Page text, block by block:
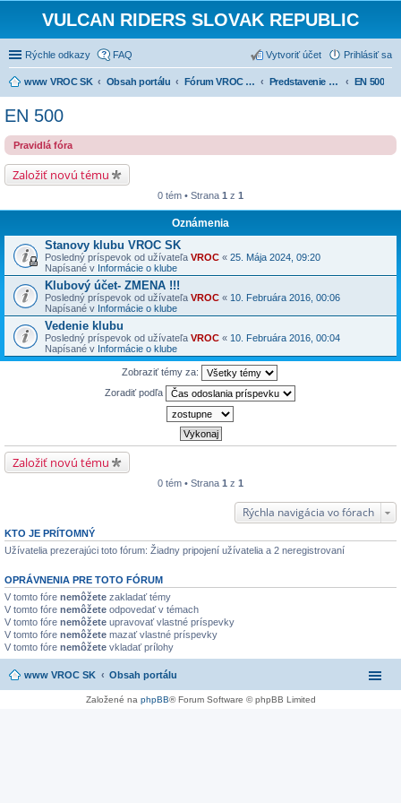
VULCAN RIDERS SLOVAK REPUBLIC
Rýchle odkazy FAQ Prihlásiť sa
Vytvoriť účet
www VROC SK Obsah portálu Fórum VROC SK Predstavenie strojov EN 500
EN 500
Pravidlá fóra
Založiť novú tému
0 tém • Strana 1 z 1
Oznámenia
Stanovy klubu VROC SK
Posledný príspevok od užívateľa VROC « 25. Mája 2024, 09:20
Napísané v Informácie o klube
Klubový účet- ZMENA !!!
Posledný príspevok od užívateľa VROC « 10. Februára 2016, 00:06
Napísané v Informácie o klube
Vedenie klubu
Posledný príspevok od užívateľa VROC « 10. Februára 2016, 00:04
Napísané v Informácie o klube
Zobraziť témy za:
Zoradiť podľa
Založiť novú tému
0 tém • Strana 1 z 1
Rýchla navigácia vo fórach
KTO JE PRÍTOMNÝ
Užívatelia prezerajúci toto fórum: Žiadny pripojení užívatelia a 2 neregistrovaní
OPRÁVNENIA PRE TOTO FÓRUM
V tomto fóre nemôžete zakladať témy
V tomto fóre nemôžete odpovedať v témach
V tomto fóre nemôžete upravovať vlastné príspevky
V tomto fóre nemôžete mazať vlastné príspevky
V tomto fóre nemôžete vkladať prílohy
www VROC SK Obsah portálu
Založené na phpBB® Forum Software © phpBB Limited